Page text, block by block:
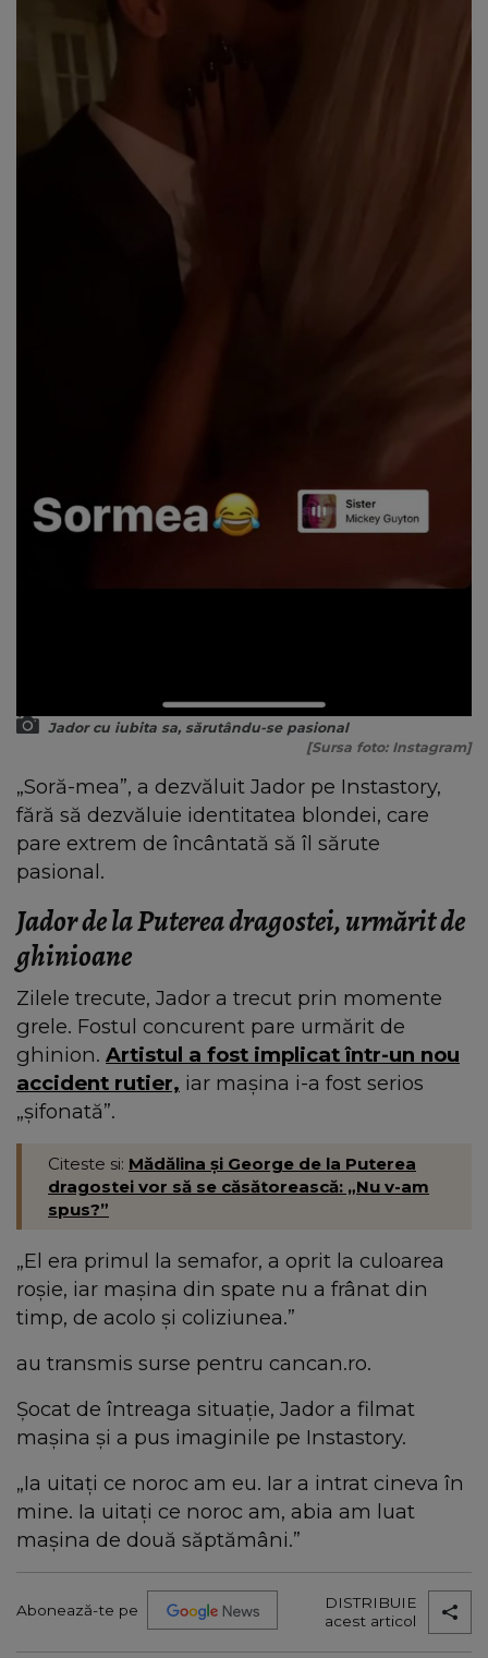
Jador cu iubita sa, sărutându-se pasional
[Sursa foto: Instagram]
„Soră-mea”, a dezvăluit Jador pe Instastory,
fără să dezvăluie identitatea blondei, care
pare extrem de încântată să îl sărute
pasional.
Jador de la Puterea dragostei, urmărit de
ghinioane
Zilele trecute, Jador a trecut prin momente
grele. Fostul concurent pare urmărit de
ghinion. Artistul a fost implicat într-un nou
accident rutier, iar mașina i-a fost serios
„șifonată”.
Citeste si: Mădălina și George de la Puterea
dragostei vor să se căsătorească: „Nu v-am
spus?”
„El era primul la semafor, a oprit la culoarea
roșie, iar mașina din spate nu a frânat din
timp, de acolo și coliziunea.”
au transmis surse pentru cancan.ro.
Șocat de întreaga situație, Jador a filmat
mașina și a pus imaginile pe Instastory.
„Ia uitați ce noroc am eu. Iar a intrat cineva în
mine. Ia uitați ce noroc am, abia am luat
mașina de două săptămâni.”
Abonează-te pe
DISTRIBUIE
acest articol